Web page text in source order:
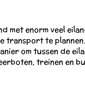
met enorm veel
transport te
om tussen de
treinen en